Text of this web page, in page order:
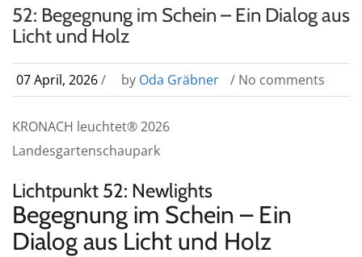
52: Begegnung im Schein – Ein Dialog aus
Licht und Holz
07 April, 2026/ by Oda Gräbner / No comments
KRONACH leuchtet® 2026
Landesgartenschaupark
Lichtpunkt 52: Newlights
Begegnung im Schein – Ein
Dialog aus Licht und Holz